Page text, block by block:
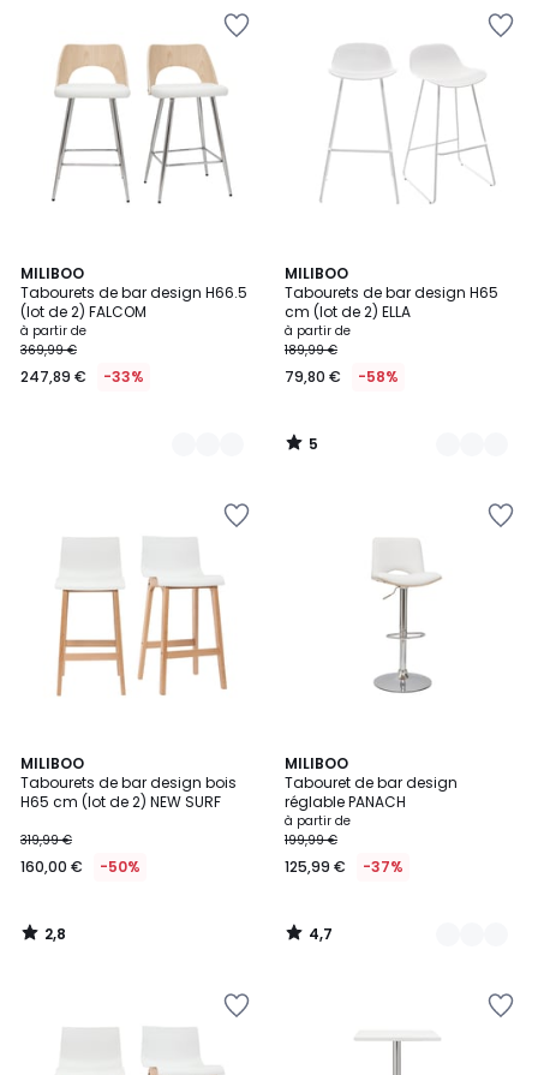
199,99
réduction
appliquée.
MILIBOO
Tabourets de bar design H66.5
(lot de 2) FALCOM
à partir de
369,99 €
247,89 € -33%
2
Couleurs
MILIBOO
Tabourets de bar design H65
cm (lot de 2) ELLA
à partir de
189,99 €
79,80 € -58%
5
/
5
2
Couleurs
5
/
MILIBOO
Tabourets de bar design bois
H65 cm (lot de 2) NEW SURF
319,99 €
160,00 € -50%
2,8
/ 5
2,8
/
MILIBOO
Tabouret de bar design
réglable PANACH
à partir de
199,99 €
125,99 € -37%
4,7
/ 5
2
Couleurs
4,7
/